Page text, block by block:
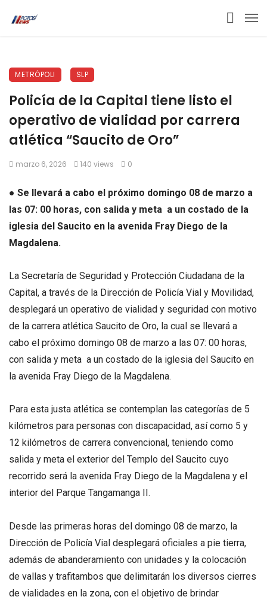
METRÓPOLI SLP
Policía de la Capital tiene listo el
operativo de vialidad por carrera
atlética “Saucito de Oro”
marzo 6, 2026 140 views 0
● Se llevará a cabo el próximo domingo 08 de marzo a
las 07: 00 horas, con salida y meta a un costado de la
iglesia del Saucito en la avenida Fray Diego de la
Magdalena.
La Secretaría de Seguridad y Protección Ciudadana de la
Capital, a través de la Dirección de Policía Vial y Movilidad,
desplegará un operativo de vialidad y seguridad con motivo
de la carrera atlética Saucito de Oro, la cual se llevará a
cabo el próximo domingo 08 de marzo a las 07: 00 horas,
con salida y meta a un costado de la iglesia del Saucito en
la avenida Fray Diego de la Magdalena.
Para esta justa atlética se contemplan las categorías de 5
kilómetros para personas con discapacidad, así como 5 y
12 kilómetros de carrera convencional, teniendo como
salida y meta el exterior del Templo del Saucito cuyo
recorrido será la avenida Fray Diego de la Magdalena y el
interior del Parque Tangamanga II.
Desde las primeras horas del domingo 08 de marzo, la
Dirección de Policía Vial desplegará oficiales a pie tierra,
además de abanderamiento con unidades y la colocación
de vallas y trafitambos que delimitarán los diversos cierres
de vialidades en la zona, con el objetivo de brindar